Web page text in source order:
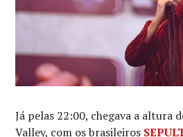
Já pelas 22:00, chegava a altura
Valley, com os brasileiros